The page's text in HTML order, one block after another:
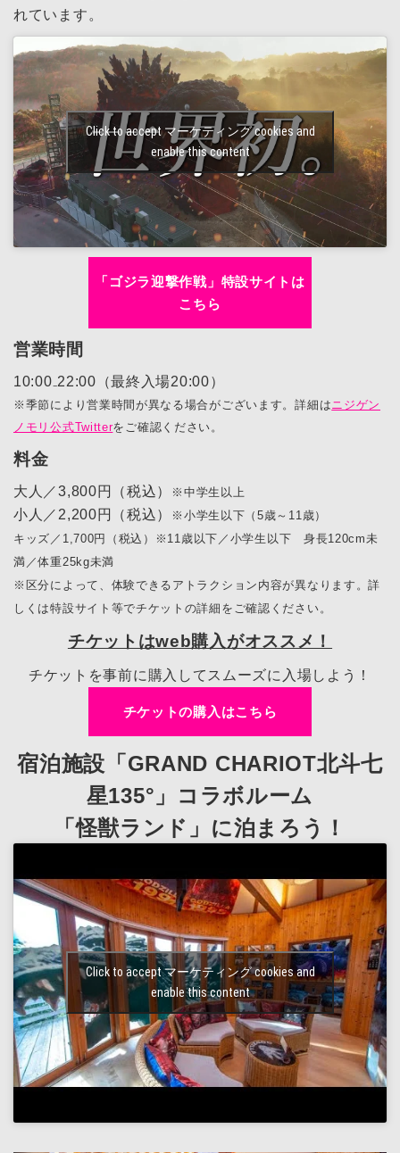
れています。
Click to accept マーケティング cookies and
enable this content
「ゴジラ迎撃作戦」特設サイトは
こちら
営業時間
10:00₋22:00（最終入場20:00）
※季節により営業時間が異なる場合がございます。詳細はニジゲン
ノモリ公式Twitterをご確認ください。
料金
大人／3,800円（税込） ※中学生以上
小人／2,200円（税込）
※小学生以下（5歳～11歳）
キッズ／1,700円（税込）※11歳以下／小学生以下 身長120cm未
満／体重25kg未満
※区分によって、体験できるアトラクション内容が異なります。詳
しくは特設サイト等でチケットの詳細をご確認ください。
チケットはweb購入がオススメ！
チケットを事前に購入してスムーズに入場しよう！
チケットの購入はこちら
宿泊施設「GRAND CHARIOT北斗七
星135°」コラボルーム
「怪獣ランド」に泊まろう！
Click to accept マーケティング cookies and
enable this content